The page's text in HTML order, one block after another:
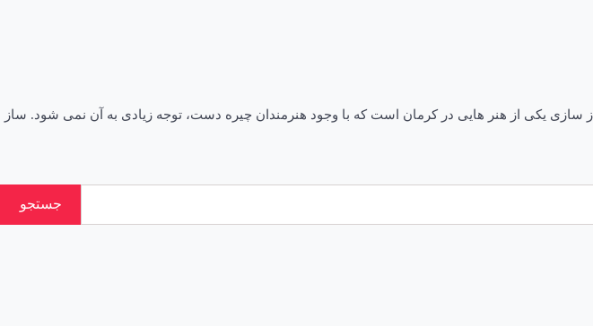
یکی از هنر هایی در کرمان است که با وجود هنرمندان چیره دست، توجه زیادی به آن نمی شود. ساز